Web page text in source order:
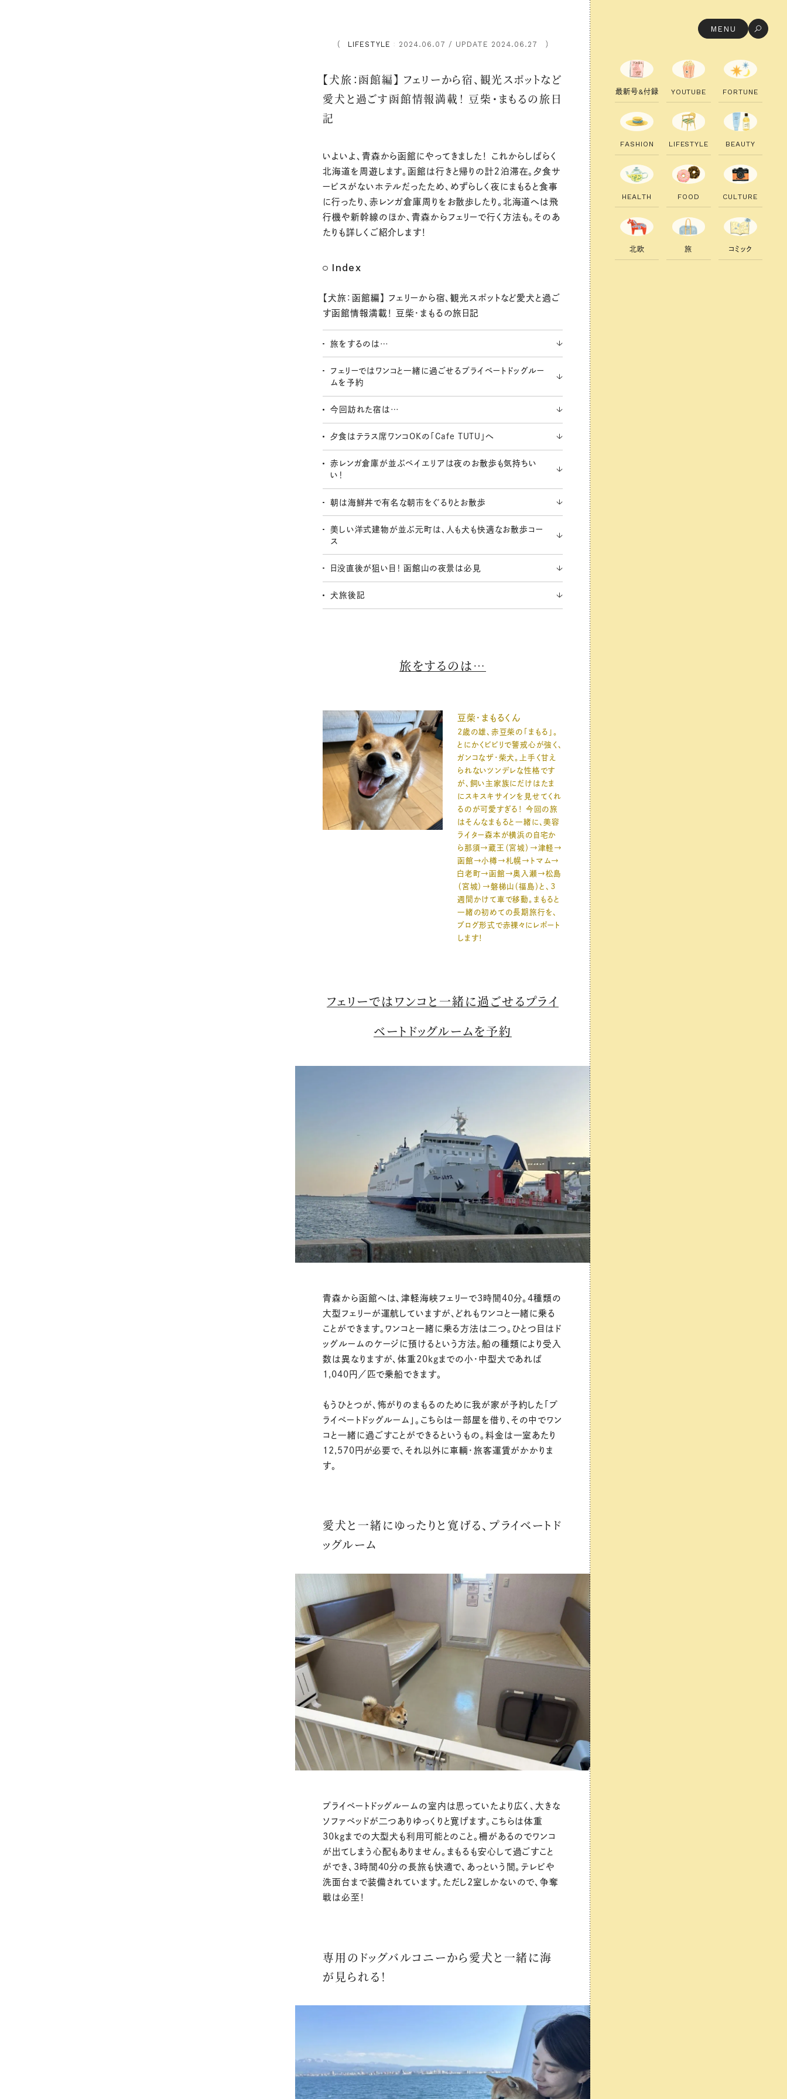
MENU
LIFESTYLE
： 2024.06.07 / UPDATE 2024.06.27
【犬旅：函館編】 フェリーから宿、観光スポットなど
愛犬と過ごす函館情報満載！ 豆柴・まもるの旅日
記
いよいよ、青森から函館にやってきました！ これからしばらく
北海道を周遊します。函館は行きと帰りの計２泊滞在。夕食サ
ービスがないホテルだったため、めずらしく夜にまもると食事
に行ったり、赤レンガ倉庫周りをお散歩したり。北海道へは飛
行機や新幹線のほか、青森からフェリーで行く方法も。そのあ
たりも詳しくご紹介します！
Index
【犬旅：函館編】 フェリーから宿、観光スポットなど愛犬と過ご
す函館情報満載！ 豆柴・まもるの旅日記
旅をするのは…
フェリーではワンコと一緒に過ごせるプライベートドッグルー
ムを予約
今回訪れた宿は…
夕食はテラス席ワンコOKの「Cafe TUTU」へ
赤レンガ倉庫が並ぶベイエリアは夜のお散歩も気持ちい
い！
朝は海鮮丼で有名な朝市をぐるりとお散歩
美しい洋式建物が並ぶ元町は、人も犬も快適なお散歩コー
ス
日没直後が狙い目！ 函館山の夜景は必見
犬旅後記
旅をするのは…
豆柴・まもるくん
２歳の雄、赤豆柴の「まもる」。
とにかくビビリで警戒心が強く、
ガンコなザ・柴犬。上手く甘え
られないツンデレな性格です
が、飼い主家族にだけはたま
にスキスキサインを見せてくれ
るのが可愛すぎる！ 今回の旅
はそんなまもると一緒に、美容
ライター森本が横浜の自宅か
ら那須→蔵王（宮城）→津軽→
函館→小樽→札幌→トマム→
白老町→函館→奥入瀬→松島
（宮城）→磐梯山（福島）と、３
週間かけて車で移動。まもると
一緒の初めての長期旅行を、
ブログ形式で赤裸々にレポート
します！
フェリーではワンコと一緒に過ごせるプライ
ベートドッグルームを予約
青森から函館へは、津軽海峡フェリーで3時間40分。4種類の
大型フェリーが運航していますが、どれもワンコと一緒に乗る
ことができます。ワンコと一緒に乗る方法は二つ。ひとつ目はド
ッグルームのケージに預けるという方法。船の種類により受入
数は異なりますが、体重20kgまでの小・中型犬であれば
1,040円／匹で乗船できます。
もうひとつが、怖がりのまもるのために我が家が予約した「プ
ライベートドッグルーム」。こちらは一部屋を借り、その中でワン
コと一緒に過ごすことができるというもの。料金は一室あたり
12,570円が必要で、それ以外に車輌・旅客運賃がかかりま
す。
愛犬と一緒にゆったりと寛げる、プライベートド
ッグルーム
プライベートドッグルームの室内は思っていたより広く、大きな
ソファベッドが二つありゆっくりと寛げます。こちらは体重
30kgまでの大型犬も利用可能とのこと。柵があるのでワンコ
が出てしまう心配もありません。まもるも安心して過ごすこと
ができ、3時間40分の長旅も快適で、あっという間。テレビや
洗面台まで装備されています。ただし2室しかないので、争奪
戦は必至！
専用のドッグバルコニーから愛犬と一緒に海
が見られる！
最新号&付録 YO UTU B E FO RTU N E
FAS H I O N LI FESTYLE B EAUTY
H EALTH FO O D CU LTU RE
北欧 旅 コ ミ ック